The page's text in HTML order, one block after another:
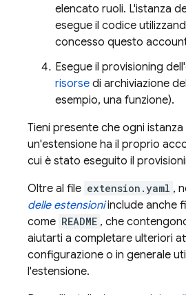
elencato ruoli. L'istanza
esegue il codice
concesso questo
Esegue il provisioning
risorse di archiviazione
esempio, una funzione).
Tieni presente che ogni
un'estensione ha il proprio
cui è stato eseguito il
Oltre al file extension.yaml ,
delle estensioniinclude anche
come README , che
aiutarti a completare ulteriori
configurazione o in generale
l'estensione.